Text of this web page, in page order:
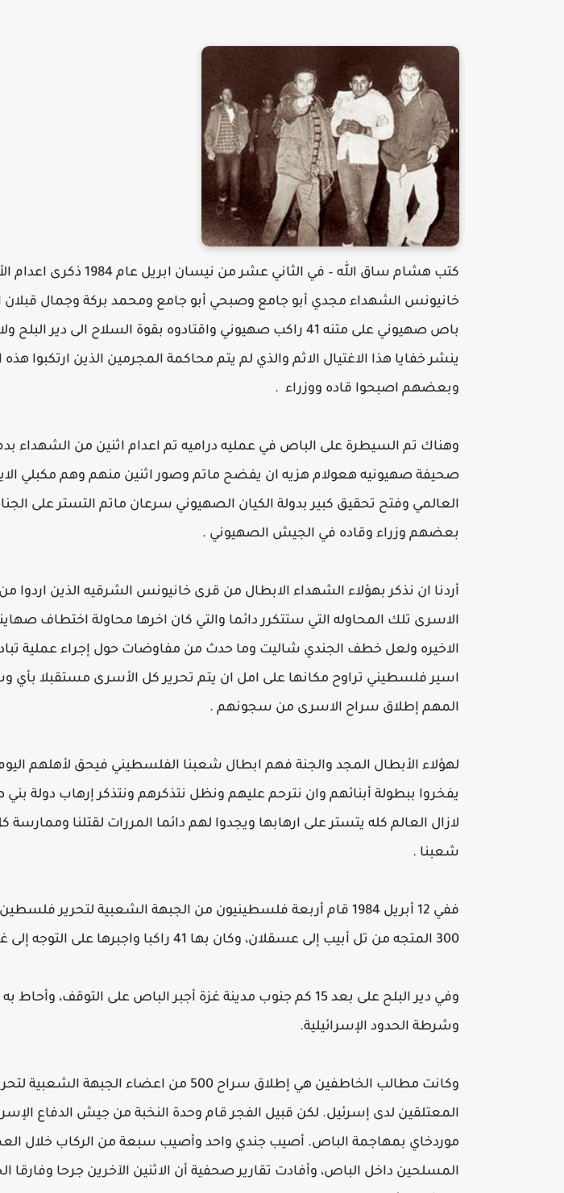
​كتب هشام ساق الله – في الثاني عشر
خانيونس الشهداء مجدي أبو جامع وصبحي أبو جامع ومحمد بركة وجمال قبلان
باص صهيوني على متنه 41 راكب صهيوني واقتادوه بقوة السلاح الى دير
ينشر خفايا هذا الاغتيال الاثم والذي لم يتم محاكمة المجرمين الذين ارتكبوا
وبعضهم اصبحوا قاده ووزراء .
وهناك تم السيطرة على الباص في عمليه دراميه تم اعدام اثنين من الشهداء
صحيفة صهيونيه هعولام هزيه ان يفضح ماتم وصور اثنين منهم وهم مكبلي
العالمي وفتح تحقيق كبير بدولة الكيان الصهيوني سرعان ماتم التستر على
بعضهم وزراء وقاده في الجيش الصهيوني .
أردنا ان نذكر بهؤلاء الشهداء الابطال من قرى خانيونس الشرقيه الذين اردوا
الاسرى تلك المحاوله التي ستتكرر دائما والتي كان اخرها محاولة اختطاف
اسير فلسطيني تراوح مكانها على امل ان يتم تحرير كل الأسرى مستقبلا بأي
المهم إطلاق سراح الاسرى من سجونهم .
لهؤلاء الأبطال المجد والجنة فهم ابطال شعبنا الفلسطيني فيحق لأهلهم
يفخروا ببطولة أبنائهم وان نترحم عليهم ونظل نتذكرهم ونتذكر إرهاب دولة بني
لازال العالم كله يتستر على ارهابها ويجدوا لهم دائما المررات لقتلنا وممارسة
شعبنا .
ففي 12 أبريل 1984 قام أربعة فلسطينيون من الجبهة الشعبية لتحرير
300 المتجه من تل أبيب إلى عسقلان، وكان بها 41 راكبا واجبرها على التوجه إلى غزة.
وفي دير البلح على بعد 15 كم جنوب مدينة غزة أجبر الباص على التوقف،
وشرطة الحدود الإسرائيلية.
وكانت مطالب الخاطفين هي إطلاق سراح 500 من اعضاء الجبهة
المعتلقين لدى إسرئيل. لكن قبيل الفجر قام وحدة النخبة من جيش الدفاع
موردخاي بمهاجمة الباص. أصيب جندي واحد وأصيب سبعة من الركاب خلال
المسلحين داخل الباص، وأفادت تقارير صحفية أن الاثنين الآخرين جرحا وفارقا